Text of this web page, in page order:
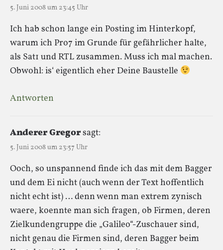
5. Juni 2008 um 23:45 Uhr
Ich hab schon lange ein Posting im Hinterkopf,
warum ich Pro7 im Grunde für gefährlicher halte,
als Sat1 und RTL zusammen. Muss ich mal machen.
Obwohl: is‘ eigentlich eher Deine Baustelle
Antworten
Anderer Gregorsagt:
5. Juni 2008 um 23:57 Uhr
Ooch, so unspannend finde ich das mit dem Bagger
und dem Ei nicht (auch wenn der Text hoffentlich
nicht echt ist) … denn wenn man extrem zynisch
waere, koennte man sich fragen, ob Firmen, deren
Zielkundengruppe die „Galileo“-Zuschauer sind,
nicht genau die Firmen sind, deren Bagger beim